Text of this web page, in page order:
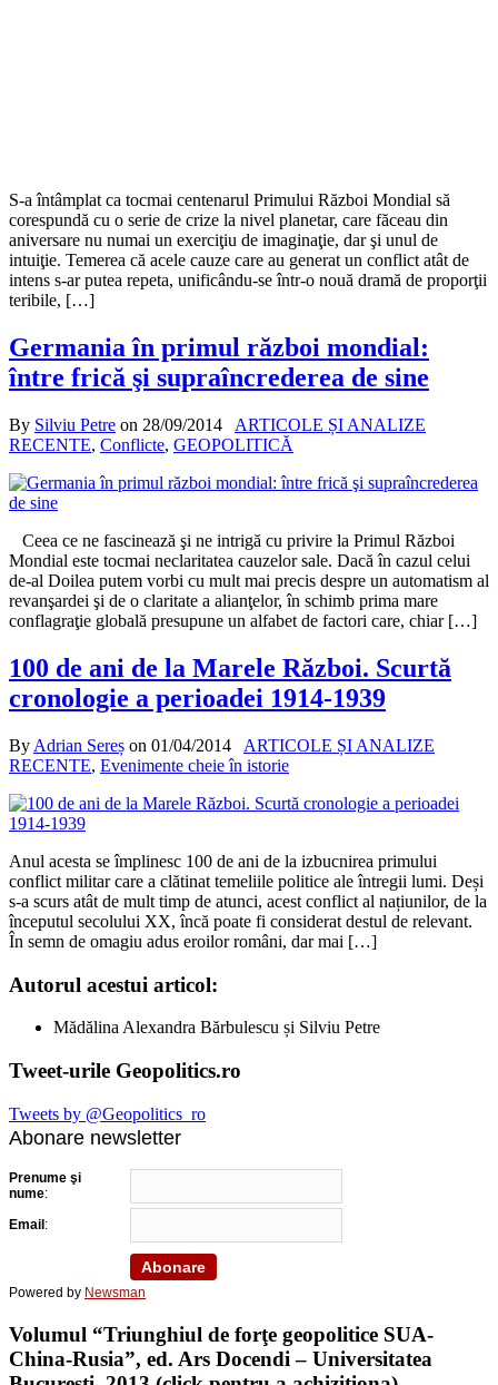
S-a întâmplat ca tocmai centenarul Primului Război Mondial să
corespundă cu o serie de crize la nivel planetar, care făceau din
aniversare nu numai un exerciţiu de imaginaţie, dar şi unul de
intuiţie. Temerea că acele cauze care au generat un conflict atât de
intens s-ar putea repeta, unificându-se într-o nouă dramă de proporţii
teribile, […]
Germania în primul război mondial:
între frică şi supraîncrederea de sine
By Silviu Petre on 28/09/2014
ARTICOLE ȘI ANALIZE
RECENTE, Conflicte, GEOPOLITICĂ
Ceea ce ne fascinează şi ne intrigă cu privire la Primul Război
Mondial este tocmai neclaritatea cauzelor sale. Dacă în cazul celui
de-al Doilea putem vorbi cu mult mai precis despre un automatism al
revanşardei şi de o claritate a alianţelor, în schimb prima mare
conflagraţie globală presupune un alfabet de factori care, chiar […]
100 de ani de la Marele Război. Scurtă
cronologie a perioadei 1914-1939
By Adrian Sereș on 01/04/2014
ARTICOLE ȘI ANALIZE
RECENTE, Evenimente cheie în istorie
Anul acesta se împlinesc 100 de ani de la izbucnirea primului
conflict militar care a clătinat temeliile politice ale întregii lumi. Deși
s-a scurs atât de mult timp de atunci, acest conflict al națiunilor, de la
începutul secolului XX, încă poate fi considerat destul de relevant.
În semn de omagiu adus eroilor români, dar mai […]
Autorul acestui articol:
Mădălina Alexandra Bărbulescu și Silviu Petre
Tweet-urile Geopolitics.ro
Tweets by @Geopolitics_ro
Abonare newsletter
Prenume şi
nume:
Email:
Powered by Newsman
Volumul “Triunghiul de forţe geopolitice SUA-
China-Rusia”, ed. Ars Docendi – Universitatea